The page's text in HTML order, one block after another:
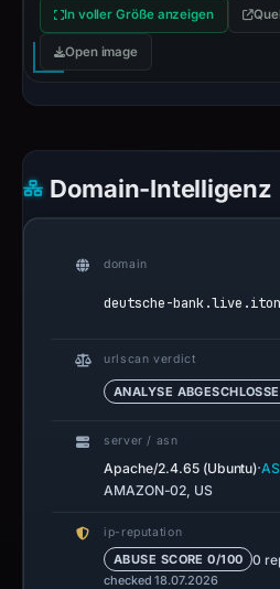
In voller Größe anzeigen
Open image
Domain-Intelligenz
domain
deutsche-
urlscan verdict
ANALYSE
server / asn
Apache/2.4.65 (Ubuntu)·
AMAZON-02, US
ip-reputation
ABUSE SCORE 0/100 0
checked 18.07.2026